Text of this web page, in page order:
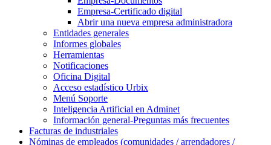
Empresa-Certificado digital
Abrir una nueva empresa administradora
Entidades generales
Informes globales
Herramientas
Notificaciones
Oficina Digital
Acceso estadístico Urbix
Menú Soporte
Inteligencia Artificial en Adminet
Información general-Preguntas más frecuentes
Facturas de industriales
Nóminas de empleados (comunidades / arrendadores /